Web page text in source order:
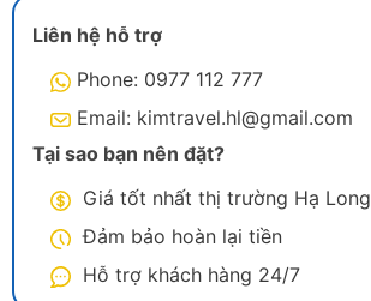
Liên hệ hỗ trợ
Phone: 0977 112 777
Email: kimtravel.hl@gmail.com
Tại sao bạn nên đặt?
Giá tốt nhất thị trường Hạ Long
Đảm bảo hoàn lại tiền
Hỗ trợ khách hàng 24/7